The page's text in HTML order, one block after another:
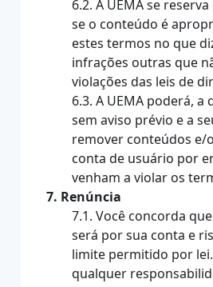
6.2. A UEMA se
se o conteúdo é
estes termos no que
infrações outras que
violações das leis de
6.3. A UEMA poderá,
sem aviso prévio e a
remover conteúdos e/
conta de usuário por
venham a violar os
7. Renúncia
7.1. Você concorda
será por sua conta e
limite permitido por lei.
qualquer